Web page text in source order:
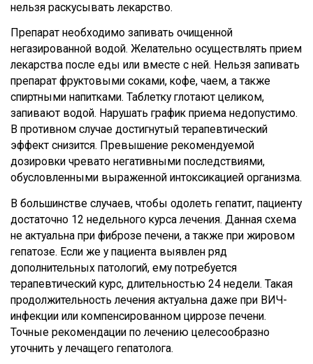
нельзя раскусывать лекарство.
Препарат необходимо запивать очищенной
негазированной водой. Желательно осуществлять прием
лекарства после еды или вместе с ней. Нельзя запивать
препарат фруктовыми соками, кофе, чаем, а также
спиртными напитками. Таблетку глотают целиком,
запивают водой. Нарушать график приема недопустимо.
В противном случае достигнутый терапевтический
эффект снизится. Превышение рекомендуемой
дозировки чревато негативными последствиями,
обусловленными выраженной интоксикацией организма.
В большинстве случаев, чтобы одолеть гепатит, пациенту
достаточно 12 недельного курса лечения. Данная схема
не актуальна при фиброзе печени, а также при жировом
гепатозе. Если же у пациента выявлен ряд
дополнительных патологий, ему потребуется
терапевтический курс, длительностью 24 недели. Такая
продолжительность лечения актуальна даже при ВИЧ-
инфекции или компенсированном циррозе печени.
Точные рекомендации по лечению целесообразно
уточнить у лечащего гепатолога.